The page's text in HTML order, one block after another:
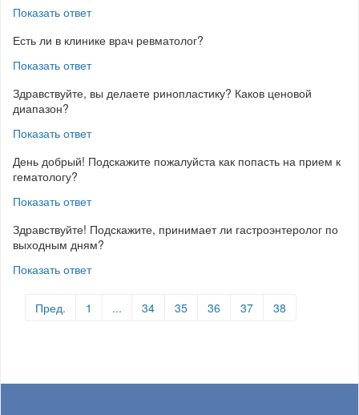
Показать ответ
Есть ли в клинике врач ревматолог?
Показать ответ
Здравствуйте, вы делаете ринопластику? Каков ценовой
диапазон?
Показать ответ
День добрый! Подскажите пожалуйста как попасть на прием к
гематологу?
Показать ответ
Здравствуйте! Подскажите, принимает ли гастроэнтеролог по
выходным дням?
Показать ответ
Пред. 1 ... 34 35 36 37 38